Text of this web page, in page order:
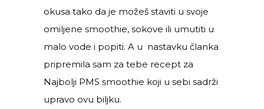
okusa tako da je možeš staviti u svoje
omiljene smoothie, sokove ili umutiti u
malo vode i popiti. A u nastavku članka
pripremila sam za tebe recept za
Najbolji PMS smoothie koji u sebi sadrži
upravo ovu biljku.